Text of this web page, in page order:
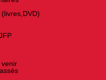
(livres,DVD)
venir